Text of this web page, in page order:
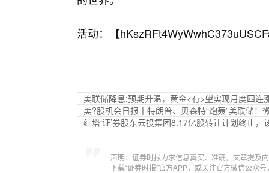
活动：【
美联储降息:预期升温，黄金<有>望实现月度四连
美?股机会日报丨特朗普、贝森特“炮轰”美联储！
红塔‘证’券股东云投集团8.17亿股转让计划终止，
声明：证券时报力求信息真实、准确，文章提及
下载“证券时报”官方APP，或关注官方微信公众